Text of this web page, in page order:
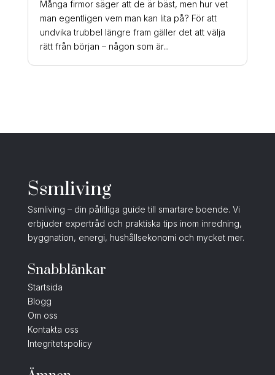
Många firmor säger att de är bäst, men hur vet
man egentligen vem man kan lita på? För att
undvika trubbel längre fram gäller det att välja
rätt från början – någon som är...
Ssmliving
Ssmliving – din pålitliga guide till smartare boende. Vi
erbjuder expertråd och praktiska tips inom inredning,
byggnation, energi, hushållsekonomi och mycket mer.
Snabblänkar
Startsida
Blogg
Om oss
Kontakta oss
Integritetspolicy